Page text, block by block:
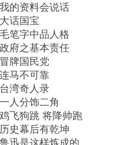
的资料会说话
话国宝
笔字中品人格
府之基本责任
牌国民党
马不可靠
湾奇人录
人分饰二角
飞狗跳 将降帅跑
史幕后有乾坤